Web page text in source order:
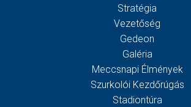
Stratégia
Vezetőség
Gedeon
Galéria
Meccsnapi Élmények
Szurkolói Kezdőrúgás
Stadiontúra